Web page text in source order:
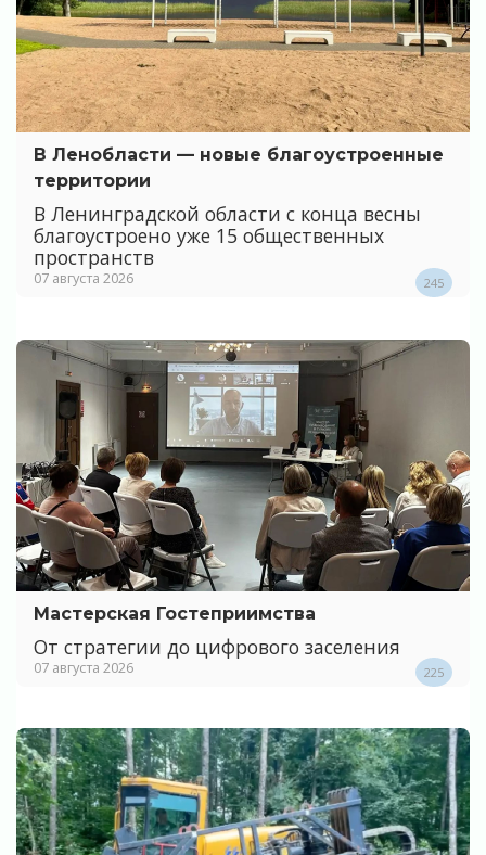
В Ленобласти — новые благоустроенные
территории
В Ленинградской области с конца весны
благоустроено уже 15 общественных
пространств
07 августа 2026 245
Мастерская Гостеприимства
От стратегии до цифрового заселения
07 августа 2026 225